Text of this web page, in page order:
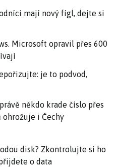
mají nový fígl, dejte si
Microsoft opravil přes 600
je to podvod,
někdo krade číslo přes
ohrožuje i Čechy
disk? Zkontrolujte si ho
o data